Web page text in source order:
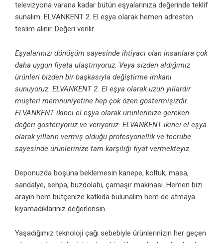
televizyona varana kadar bütün eşyalarınıza değerinde teklif
sunalım. ELVANKENT 2. El eşya olarak hemen adresten
teslim alınır. Değeri verilir.
Eşyalarınızı dönüşüm sayesinde ihtiyacı olan insanlara çok
daha uygun fiyata ulaştırıyoruz. Veya sizden aldığımız
ürünleri bizden bir başkasıyla değiştirme imkanı
sunuyoruz. ELVANKENT 2. El eşya olarak uzun yıllardır
müşteri memnuniyetine hep çok özen göstermişizdir.
ELVANKENT ikinci el eşya olarak ürünlerinize gereken
değeri gösteriyoruz ve veriyoruz. ELVANKENT ikinci el eşya
olarak yılların vermiş olduğu profesyonellik ve tecrübe
sayesinde ürünlerinize tam karşılığı fiyat vermekteyiz.
Deponuzda boşuna beklemesin kanepe, koltuk, masa,
sandalye, sehpa, buzdolabı, çamaşır makinası. Hemen bizi
arayın hem bütçenize katkıda bulunalım hem de atmaya
kıyamadıklarınız değerlensin.
Yaşadığımız teknoloji çağı sebebiyle ürünlerinizin her geçen